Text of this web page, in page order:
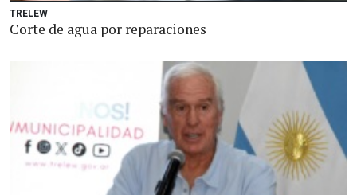
TRELEW
Corte de agua por reparaciones